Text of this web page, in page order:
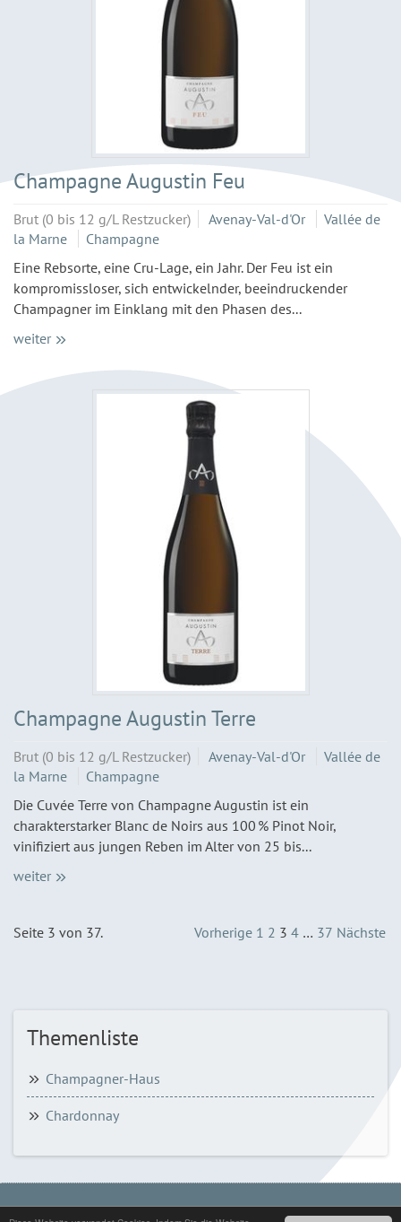
Champagne Augustin Feu
Brut (0 bis 12 g/L Restzucker) Avenay-Val-d'Or
Vallée de
la Marne
Champagne
Eine Rebsorte, eine Cru-Lage, ein Jahr. Der Feu ist ein
kompromissloser, sich entwickelnder, beeindruckender
Champagner im Einklang mit den Phasen des...
weiter
Champagne Augustin Terre
Brut (0 bis 12 g/L Restzucker) Avenay-Val-d'Or
Vallée de
la Marne
Champagne
Die Cuvée Terre von Champagne Augustin ist ein
charakterstarker Blanc de Noirs aus 100 % Pinot Noir,
vinifiziert aus jungen Reben im Alter von 25 bis...
weiter
Seite 3 von 37. Vorherige 1 2 3 4 … 37 Nächste
Themenliste
Champagner-Haus
Chardonnay
© COPYRIGHT 2026 - CHAMPAGNER GUIDE